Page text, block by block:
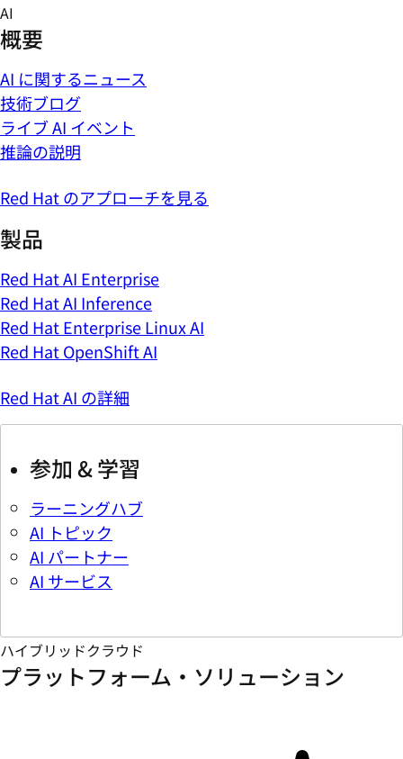
Skip
to
content
AI
概要
AI に関するニュース
技術ブログ
ライブ AI イベント
推論の説明
Red Hat のアプローチを見る
製品
Red Hat AI Enterprise
Red Hat AI Inference
Red Hat Enterprise Linux AI
Red Hat OpenShift AI
Red Hat AI の詳細
参加 & 学習
ラーニングハブ
AI トピック
AI パートナー
AI サービス
ハイブリッドクラウド
プラットフォーム・ソリューション